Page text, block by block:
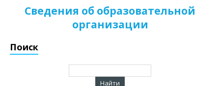
Сведения об образовательной
организации
Поиск